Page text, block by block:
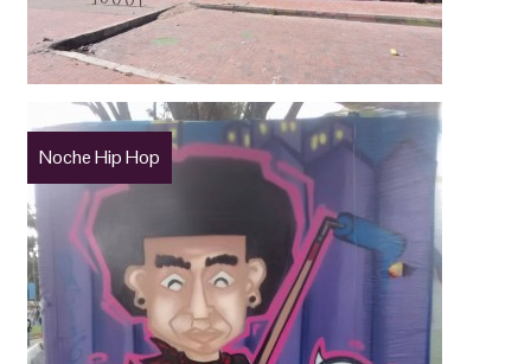
Noche Hip Hop